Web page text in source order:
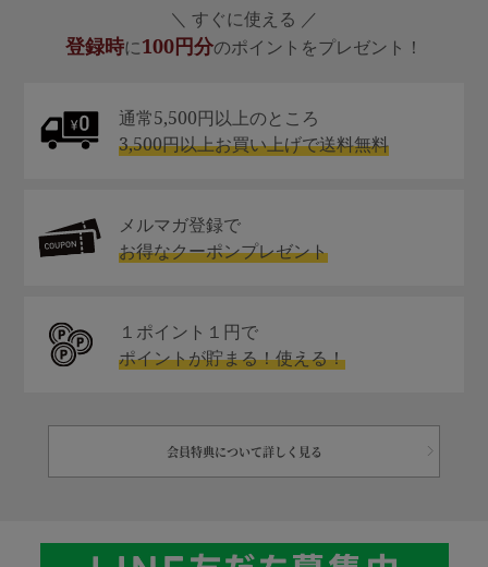
＼ すぐに使える ／
登録時に100円分のポイントをプレゼント！
通常5,500円以上のところ
3,500円以上お買い上げで送料無料
メルマガ登録で
お得なクーポンプレゼント
１ポイント１円で
ポイントが貯まる！使える！
会員特典について詳しく見る